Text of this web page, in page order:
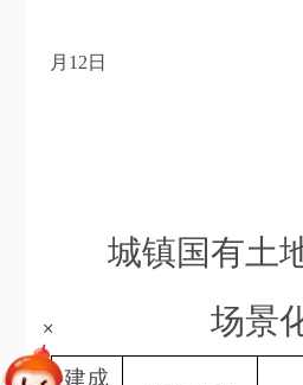
月 12 日
城镇国有土
场景
建成
+